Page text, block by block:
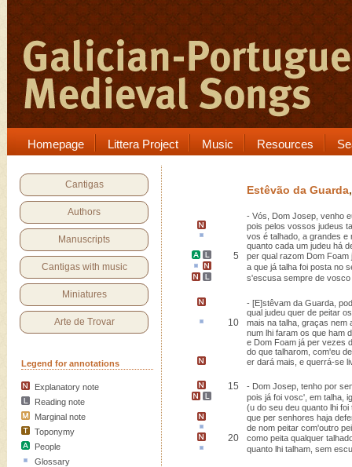
Homepage Littera Project Music Resources
Cantigas
Authors
Manuscripts
Cantigas with music
Miniatures
Arte de Trovar
Legend for annotations
Explanatory note
Reading note
Marginal note
Toponymy
People
Glossary
Estêvão da Guarda
- Vós, Dom Josep, venho
pois pelos vossos judeus
vos é talhado , a grandes
quanto cada um judeu há
5 per qual razom Dom Foam
a que já talha foi posta no
s'escusa sempre de vosco
- [E]stêvam da Guarda,
qual judeu quer de peitar
10 mais na talha, graças nem
num lhi faram os que ham
e Dom Foam já per vezes
do que talharom, com'eu
er dará mais, e querrá-se
15 - Dom Josep, tenho por
pois já foi vosc', em talha,
(u do seu deu quanto lhi foi
que per senhores haja
de nom peitar com'outro
20
como peita qualquer
quanto lhi talham, sem